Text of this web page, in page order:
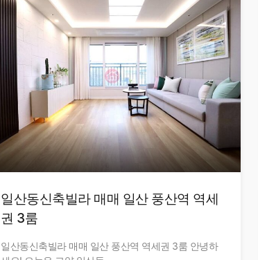
일산동신축빌라 매매 일산 풍산역 역세
권 3룸
일산동신축빌라 매매 일산 풍산역 역세권 3룸 안녕하